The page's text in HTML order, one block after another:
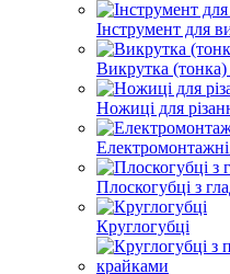
Інструмент для
Викрутка
Ножиці для
Електромонтажні
Плоскогубці з
Круглогубці